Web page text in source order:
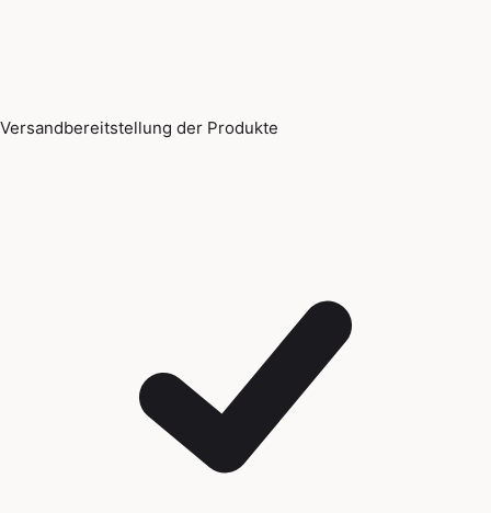
Versandbereitstellung der Produkte